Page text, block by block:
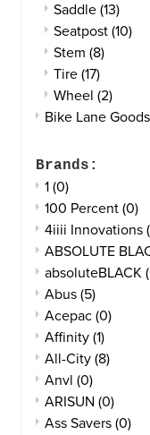
Saddle (13)
Seatpost (10)
Stem (8)
Tire (17)
Wheel (2)
Bike Lane Goods
Brands:
1 (0)
100 Percent (0)
4iiii Innovations
ABSOLUTE
absoluteBLACK
Abus (5)
Acepac (0)
Affinity (1)
All-City (8)
Anvl (0)
ARISUN (0)
Ass Savers (0)